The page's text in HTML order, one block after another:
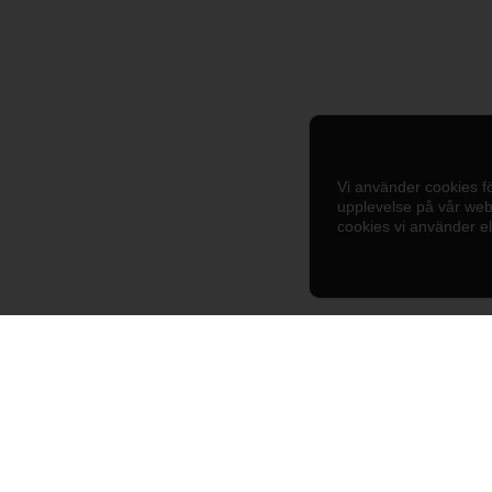
Vi använder cookies
upplevelse på vår
cookies vi använder